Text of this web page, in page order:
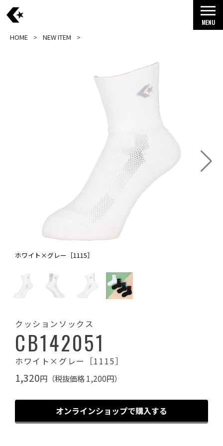
MENU
HOME NEW ITEM
ホワイト×グレー［1115］
クッションソックス
CB142051
ホワイト×グレー［1115］
1,320円（税抜価格 1,200円）
オンラインショップで購入する